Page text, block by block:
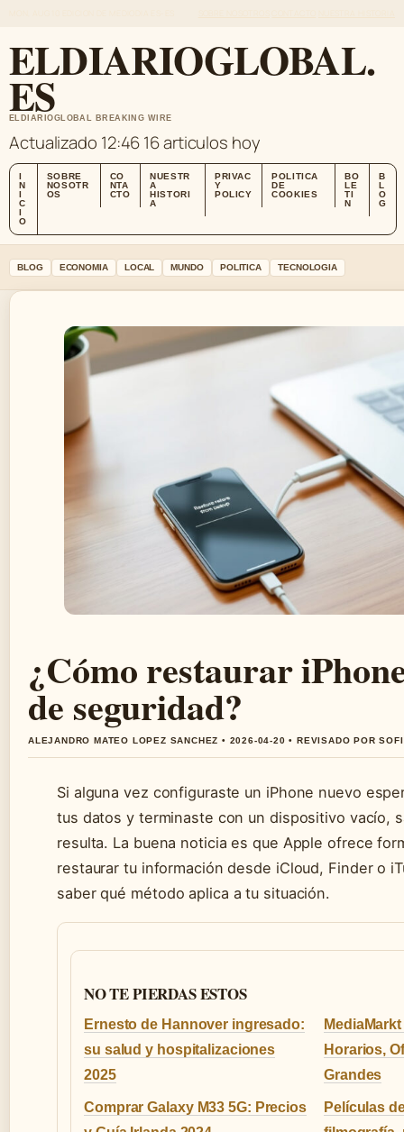
ELDIARIOGLOBAL.
ES
ELDIARIOGLOBAL BREAKING WIRE
Actualizado 12:4616 articulos hoy
I
N
I
C
I
O
SOBRE
NOSOTR
OS
CO
NTA
CTO
NUESTR
A
HISTORI
A
PRIVAC
Y
POLICY
POLITICA
DE
COOKIES
BO
LE
TI
N
B
L
O
G
BLOG ECONOMIA LOCAL MUNDO POLITICA TECNOLOGIA
¿Cómo restaurar
de seguridad?
ALEJANDRO MATEO LOPEZ SANCHEZ • 2026-04-20 • REVISADO POR
Si alguna vez configuraste un iPhone nuevo
tus datos y terminaste con un dispositivo vacío,
resulta. La buena noticia es que Apple ofrece
restaurar tu información desde iCloud, Finder o
saber qué método aplica a tu situación.
NO TE PIERDAS ESTOS
Ernesto de Hannover ingresado:
su salud y hospitalizaciones
2025
Horarios,
Grandes
Comprar Galaxy M33 5G: Precios
Películas